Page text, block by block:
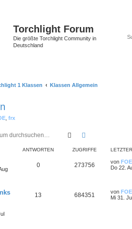
Torchlight Forum
Die größte Torchlight Community in
Deutschland
1 Klassen Klassen Allgemein
frx
Suche
ANTWORTEN ZUGRIFFE
0 273756 von FOE
Do 22.
13 684351 von FOE
Mi 31.